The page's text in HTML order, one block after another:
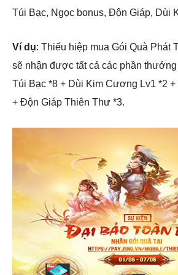
Túi Bạc, Ngọc bonus, Độn Giáp, Dùi
Ví dụ: Thiếu hiệp mua Gói Quà Phát
sẽ nhận được tất cả các phần
Túi Bạc *8 + Dùi Kim Cương Lv1 *2
+ Độn Giáp Thiên Thư *3.